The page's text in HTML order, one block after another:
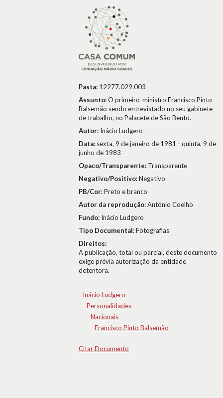
Pasta: 12277.029.003
Assunto:O primeiro-ministro Francisco Pinto
Balsemão sendo entrevistado no seu gabinete
de trabalho, no Palacete de São Bento.
Autor: Inácio Ludgero
Data: sexta, 9 de janeiro de 1981 - quinta, 9 de
junho de 1983
Opaco/Transparente: Transparente
Negativo/Positivo:Negativo
PB/Cor:Preto e branco
Autor da reprodução:António Coelho
Fundo: Inácio Ludgero
Tipo Documental:Fotografias
Direitos:
A publicação, total ou parcial, deste documento
exige prévia autorização da entidade
detentora.
Inácio Ludgero
Personalidades
Nacionais
Francisco Pinto Balsemão
Citar Documento